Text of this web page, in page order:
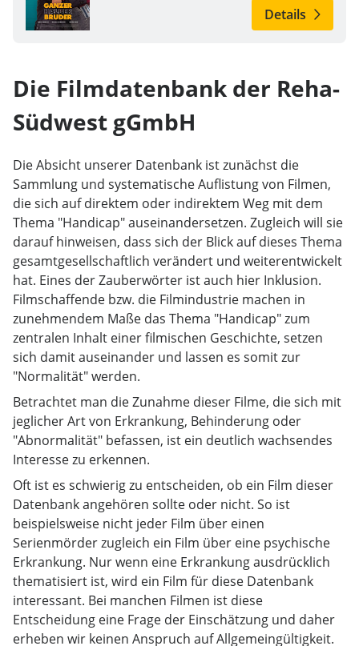
Details
Die Filmdatenbank der Reha-
Südwest gGmbH
Die Absicht unserer Datenbank ist zunächst die
Sammlung und systematische Auflistung von Filmen,
die sich auf direktem oder indirektem Weg mit dem
Thema "Handicap" auseinandersetzen. Zugleich will sie
darauf hinweisen, dass sich der Blick auf dieses Thema
gesamtgesellschaftlich verändert und weiterentwickelt
hat. Eines der Zauberwörter ist auch hier Inklusion.
Filmschaffende bzw. die Filmindustrie machen in
zunehmendem Maße das Thema "Handicap" zum
zentralen Inhalt einer filmischen Geschichte, setzen
sich damit auseinander und lassen es somit zur
"Normalität" werden.
Betrachtet man die Zunahme dieser Filme, die sich mit
jeglicher Art von Erkrankung, Behinderung oder
"Abnormalität" befassen, ist ein deutlich wachsendes
Interesse zu erkennen.
Oft ist es schwierig zu entscheiden, ob ein Film dieser
Datenbank angehören sollte oder nicht. So ist
beispielsweise nicht jeder Film über einen
Serienmörder zugleich ein Film über eine psychische
Erkrankung. Nur wenn eine Erkrankung ausdrücklich
thematisiert ist, wird ein Film für diese Datenbank
interessant. Bei manchen Filmen ist diese
Entscheidung eine Frage der Einschätzung und daher
erheben wir keinen Anspruch auf Allgemeingültigkeit.